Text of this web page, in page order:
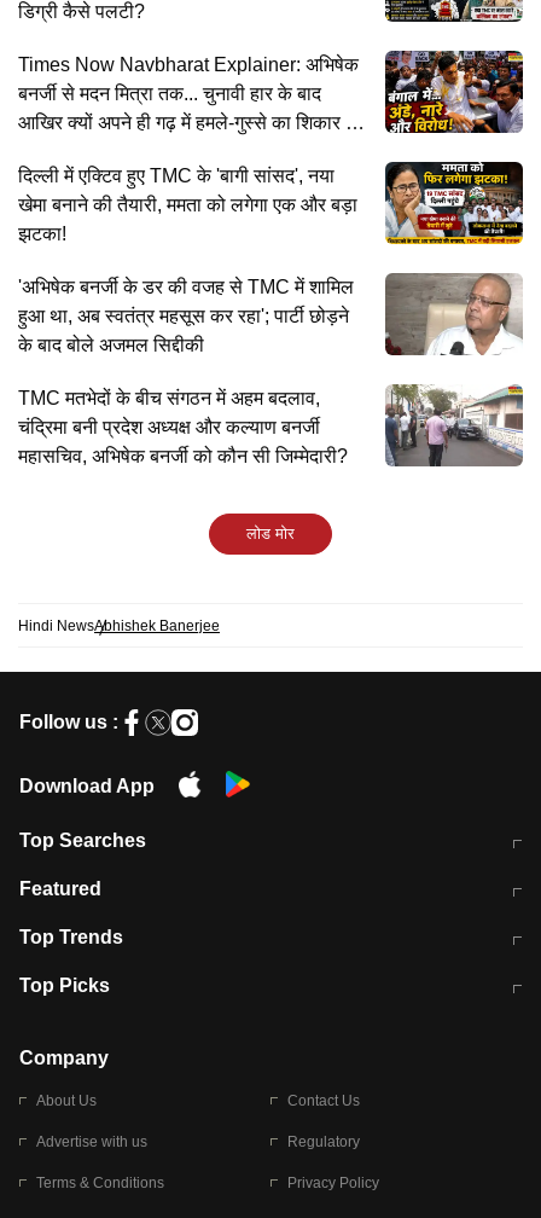
डिग्री कैसे पलटी?
Times Now Navbharat Explainer: अभिषेक
बनर्जी से मदन मित्रा तक... चुनावी हार के बाद
आखिर क्यों अपने ही गढ़ में हमले-गुस्से का शिकार हो
दिल्ली में एक्टिव हुए TMC के 'बागी सांसद', नया
खेमा बनाने की तैयारी, ममता को लगेगा एक और बड़ा
झटका!
'अभिषेक बनर्जी के डर की वजह से TMC में शामिल
हुआ था, अब स्वतंत्र महसूस कर रहा'; पार्टी छोड़ने
के बाद बोले अजमल सिद्दीकी
TMC मतभेदों के बीच संगठन में अहम बदलाव,
चंद्रिमा बनी प्रदेश अध्यक्ष और कल्याण बनर्जी
महासचिव, अभिषेक बनर्जी को कौन सी जिम्मेदारी?
लोड मोर
Hindi NewsAbhishek Banerjee
Follow us :
Download App
Top Searches
मुंबई में लगे 'जेन जी' के पोस्टर, लिखा- 'मैं
Featured
10 अगस्त को विधानसभा का घेराव करेंगे
Top Trends
RBI का नया नियम: अब बैंकों को अपनी सभी
Top Picks
बारिश की चेतावनी
Company
About Us Contact Us
Advertise with us Regulatory
Terms & Conditions Privacy Policy